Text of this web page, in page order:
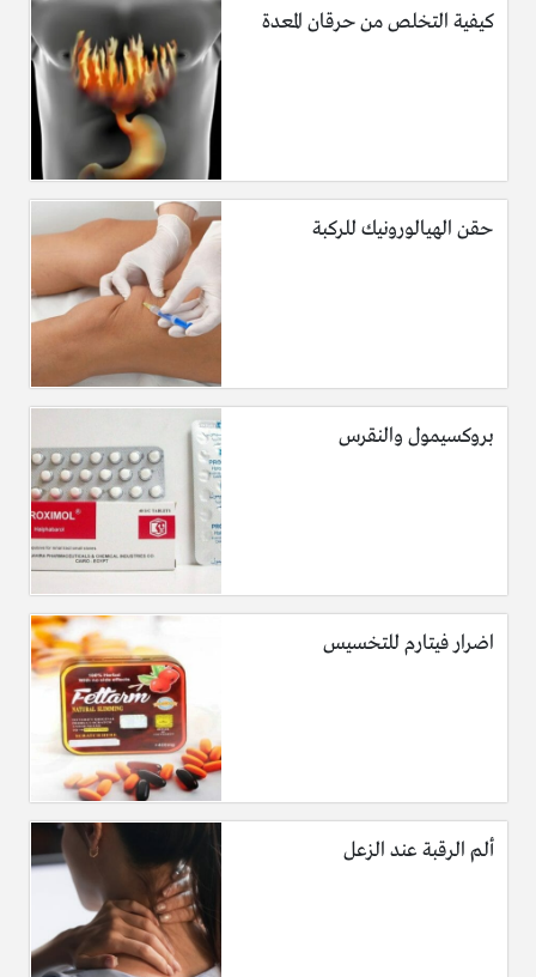
كيفية التخلص من حرقان المعدة
حقن الهيالورونيك للركبة
بروكسيمول والنقرس
اضرار فيتارم للتخسيس
ألم الرقبة عند الزعل